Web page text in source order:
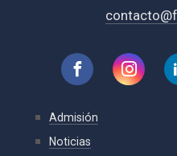
Admisión
Noticias